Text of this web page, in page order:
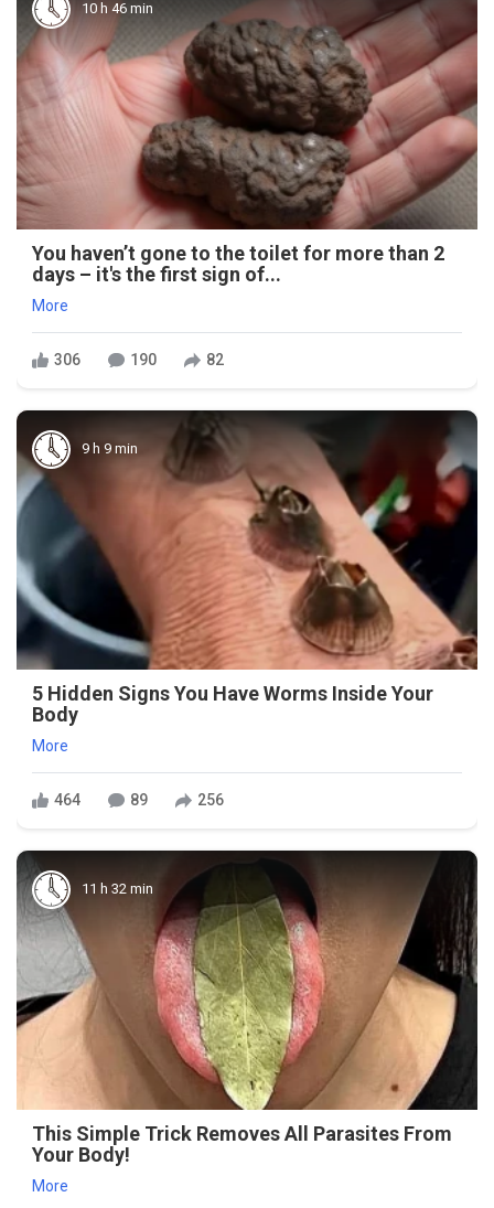
10 h 46 min
You haven’t gone to the toilet for more than 2
days – it's the first sign of...
More
306 190 82
9 h 9 min
5 Hidden Signs You Have Worms Inside Your
Body
More
464 89 256
11 h 32 min
This Simple Trick Removes All Parasites From
Your Body!
More